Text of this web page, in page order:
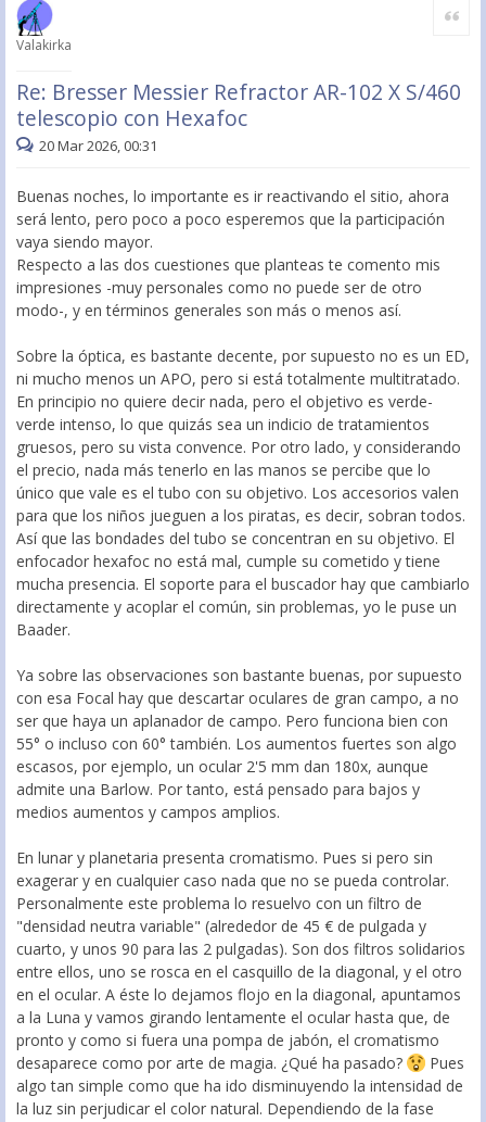
Valakirka
Re: Bresser Messier Refractor AR-102 X S/460
telescopio con Hexafoc
Citar
20 Mar 2026, 00:31
Buenas noches, lo importante es ir reactivando el sitio, ahora
será lento, pero poco a poco esperemos que la participación
vaya siendo mayor.
Respecto a las dos cuestiones que planteas te comento mis
impresiones -muy personales como no puede ser de otro
modo-, y en términos generales son más o menos así.
Sobre la óptica, es bastante decente, por supuesto no es un ED,
ni mucho menos un APO, pero si está totalmente multitratado.
En principio no quiere decir nada, pero el objetivo es verde-
verde intenso, lo que quizás sea un indicio de tratamientos
gruesos, pero su vista convence. Por otro lado, y considerando
el precio, nada más tenerlo en las manos se percibe que lo
único que vale es el tubo con su objetivo. Los accesorios valen
para que los niños jueguen a los piratas, es decir, sobran todos.
Así que las bondades del tubo se concentran en su objetivo. El
enfocador hexafoc no está mal, cumple su cometido y tiene
mucha presencia. El soporte para el buscador hay que cambiarlo
directamente y acoplar el común, sin problemas, yo le puse un
Baader.
Ya sobre las observaciones son bastante buenas, por supuesto
con esa Focal hay que descartar oculares de gran campo, a no
ser que haya un aplanador de campo. Pero funciona bien con
55° o incluso con 60° también. Los aumentos fuertes son algo
escasos, por ejemplo, un ocular 2'5 mm dan 180x, aunque
admite una Barlow. Por tanto, está pensado para bajos y
medios aumentos y campos amplios.
En lunar y planetaria presenta cromatismo. Pues si pero sin
exagerar y en cualquier caso nada que no se pueda controlar.
Personalmente este problema lo resuelvo con un filtro de
"densidad neutra variable" (alrededor de 45 € de pulgada y
cuarto, y unos 90 para las 2 pulgadas). Son dos filtros solidarios
entre ellos, uno se rosca en el casquillo de la diagonal, y el otro
en el ocular. A éste lo dejamos flojo en la diagonal, apuntamos
a la Luna y vamos girando lentamente el ocular hasta que, de
pronto y como si fuera una pompa de jabón, el cromatismo
desaparece como por arte de magia. ¿Qué ha pasado?
Pues
algo tan simple como que ha ido disminuyendo la intensidad de
la luz sin perjudicar el color natural. Dependiendo de la fase